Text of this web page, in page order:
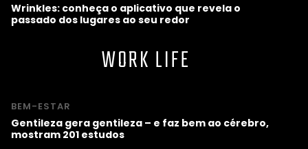
Wrinkles: conheça o aplicativo que revela o
passado dos lugares ao seu redor
WORK LIFE
BEM-ESTAR
Gentileza gera gentileza – e faz bem ao cérebro,
mostram 201 estudos